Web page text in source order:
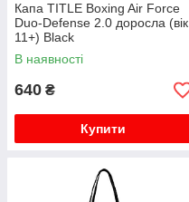
Капа TITLE Boxing Air Force
Duo-Defense 2.0 доросла (вік
11+) Black
В наявності
640 ₴
Купити